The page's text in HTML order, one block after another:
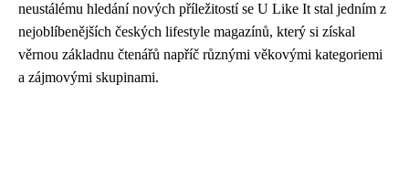
neustálému hledání nových příležitostí se U Like It stal jedním z
nejoblíbenějších českých lifestyle magazínů, který si získal
věrnou základnu čtenářů napříč různými věkovými kategoriemi
a zájmovými skupinami.